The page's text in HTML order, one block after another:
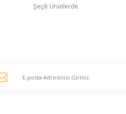
Şeçili Ürünlerde